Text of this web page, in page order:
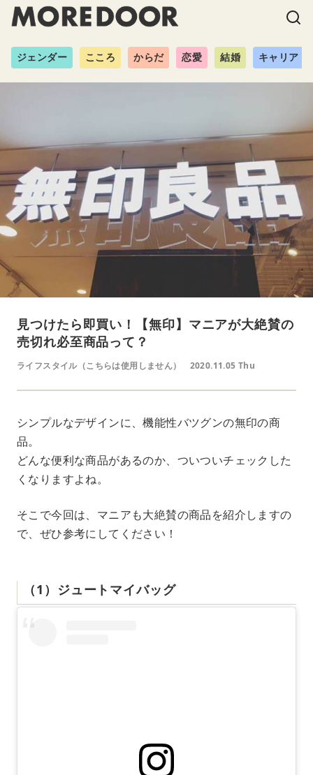
ジェンダー こころ からだ 恋愛 結婚 キャリア
見つけたら即買い！【無印】マニアが大絶賛の
売切れ必至商品って？
ライフスタイル（こちらは使用しません） 2020.11.05 Thu
シンプルなデザインに、機能性バツグンの無印の商
品。
どんな便利な商品があるのか、ついついチェックした
くなりますよね。
そこで今回は、マニアも大絶賛の商品を紹介しますの
で、ぜひ参考にしてください！
（1）ジュートマイバッグ